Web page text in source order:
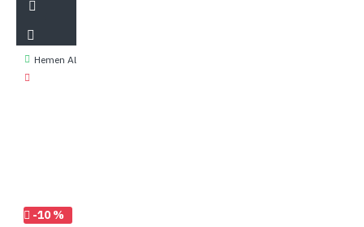
Hemen Al
-10 %